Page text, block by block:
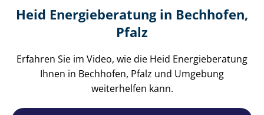
Heid Energieberatung in Bechhofen,
Pfalz
Erfahren Sie im Video, wie die Heid Energieberatung
Ihnen in Bechhofen, Pfalz und Umgebung
weiterhelfen kann.